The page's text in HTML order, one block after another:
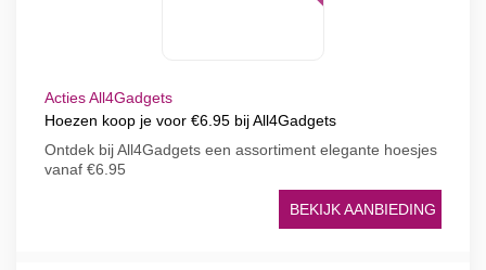
Acties All4Gadgets
Hoezen koop je voor €6.95 bij All4Gadgets
Ontdek bij All4Gadgets een assortiment elegante hoesjes
vanaf €6.95
BEKIJK AANBIEDING